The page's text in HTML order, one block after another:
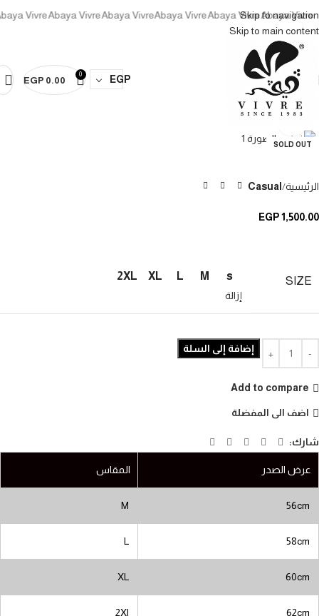
Skip to navigation
Skip to main content
VivreAbaya VivreAbaya VivreAbaya VivreAbaya VivreAbaya Vivre
EGP
0
EGP 0.00
SOLD OUT
الرئيسية Casual
EGP1,500.00
عرض الصدر المقاس
56cm
M
58cm
L
60cm
XL
62cm
2Xl
SIZE
s
M
L
XL
2XL
إزالة
إضافة إلى السلة
Add to compare
اضف الى المفضلة
شارك: